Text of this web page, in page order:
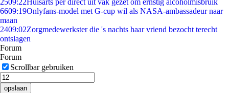
2509:22Huisarts per direct uit vak gezet om ernstig alcoholmisbruik
6609:19Onlyfans-model met G-cup wil als NASA-ambassadeur naar
maan
2409:02Zorgmedewerkster die 's nachts haar vriend bezocht terecht
ontslagen
Forum
Forum
Scrollbar gebruiken
opslaan